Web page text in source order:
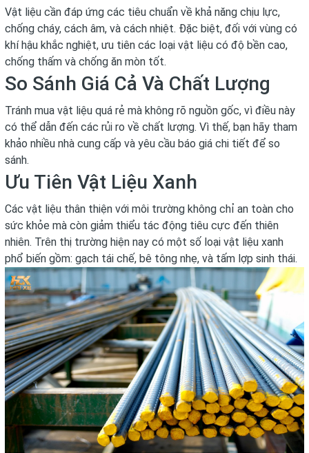
Vật liệu cần đáp ứng các tiêu chuẩn về khả năng chịu lực,
chống cháy, cách âm, và cách nhiệt. Đặc biệt, đối với vùng có
khí hậu khắc nghiệt, ưu tiên các loại vật liệu có độ bền cao,
chống thấm và chống ăn mòn tốt.
So Sánh Giá Cả Và Chất Lượng
Tránh mua vật liệu quá rẻ mà không rõ nguồn gốc, vì điều này
có thể dẫn đến các rủi ro về chất lượng. Vì thế, bạn hãy tham
khảo nhiều nhà cung cấp và yêu cầu báo giá chi tiết để so
sánh.
Ưu Tiên Vật Liệu Xanh
Các vật liệu thân thiện với môi trường không chỉ an toàn cho
sức khỏe mà còn giảm thiểu tác động tiêu cực đến thiên
nhiên. Trên thị trường hiện nay có một số loại vật liệu xanh
phổ biến gồm: gạch tái chế, bê tông nhẹ, và tấm lợp sinh thái.